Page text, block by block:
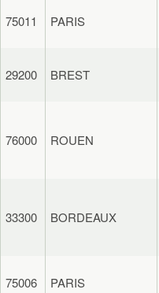
75011 PARIS
29200 BREST
76000 ROUEN
33300 BORDEAUX
75006 PARIS